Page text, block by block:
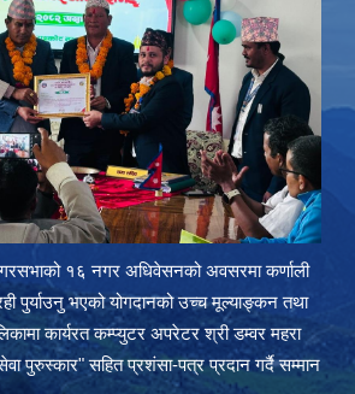
१६ नगर अधिवेसनको अवसरमा कर्णाली
पुर्याउनु भएको योगदानको उच्च मूल्याङ्कन तथा
कार्यरत कम्प्युटर अपरेटर श्री डम्वर महरा
पुरुस्कार" सहित प्रशंसा-पत्र प्रदान गर्दै सम्मान